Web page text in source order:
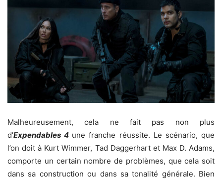
Malheureusement, cela ne fait pas non plus
d’Expendables 4 une franche réussite. Le scénario, que
l’on doit à Kurt Wimmer, Tad Daggerhart et Max D. Adams,
comporte un certain nombre de problèmes, que cela soit
dans sa construction ou dans sa tonalité générale. Bien